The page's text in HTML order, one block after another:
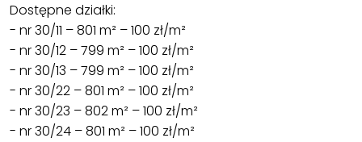
Dostępne działki:
- nr 30/11 – 801 m² – 100 zł/m²
- nr 30/12 – 799 m² – 100 zł/m²
- nr 30/13 – 799 m² – 100 zł/m²
- nr 30/22 – 801 m² – 100 zł/m²
- nr 30/23 – 802 m² – 100 zł/m²
- nr 30/24 – 801 m² – 100 zł/m²